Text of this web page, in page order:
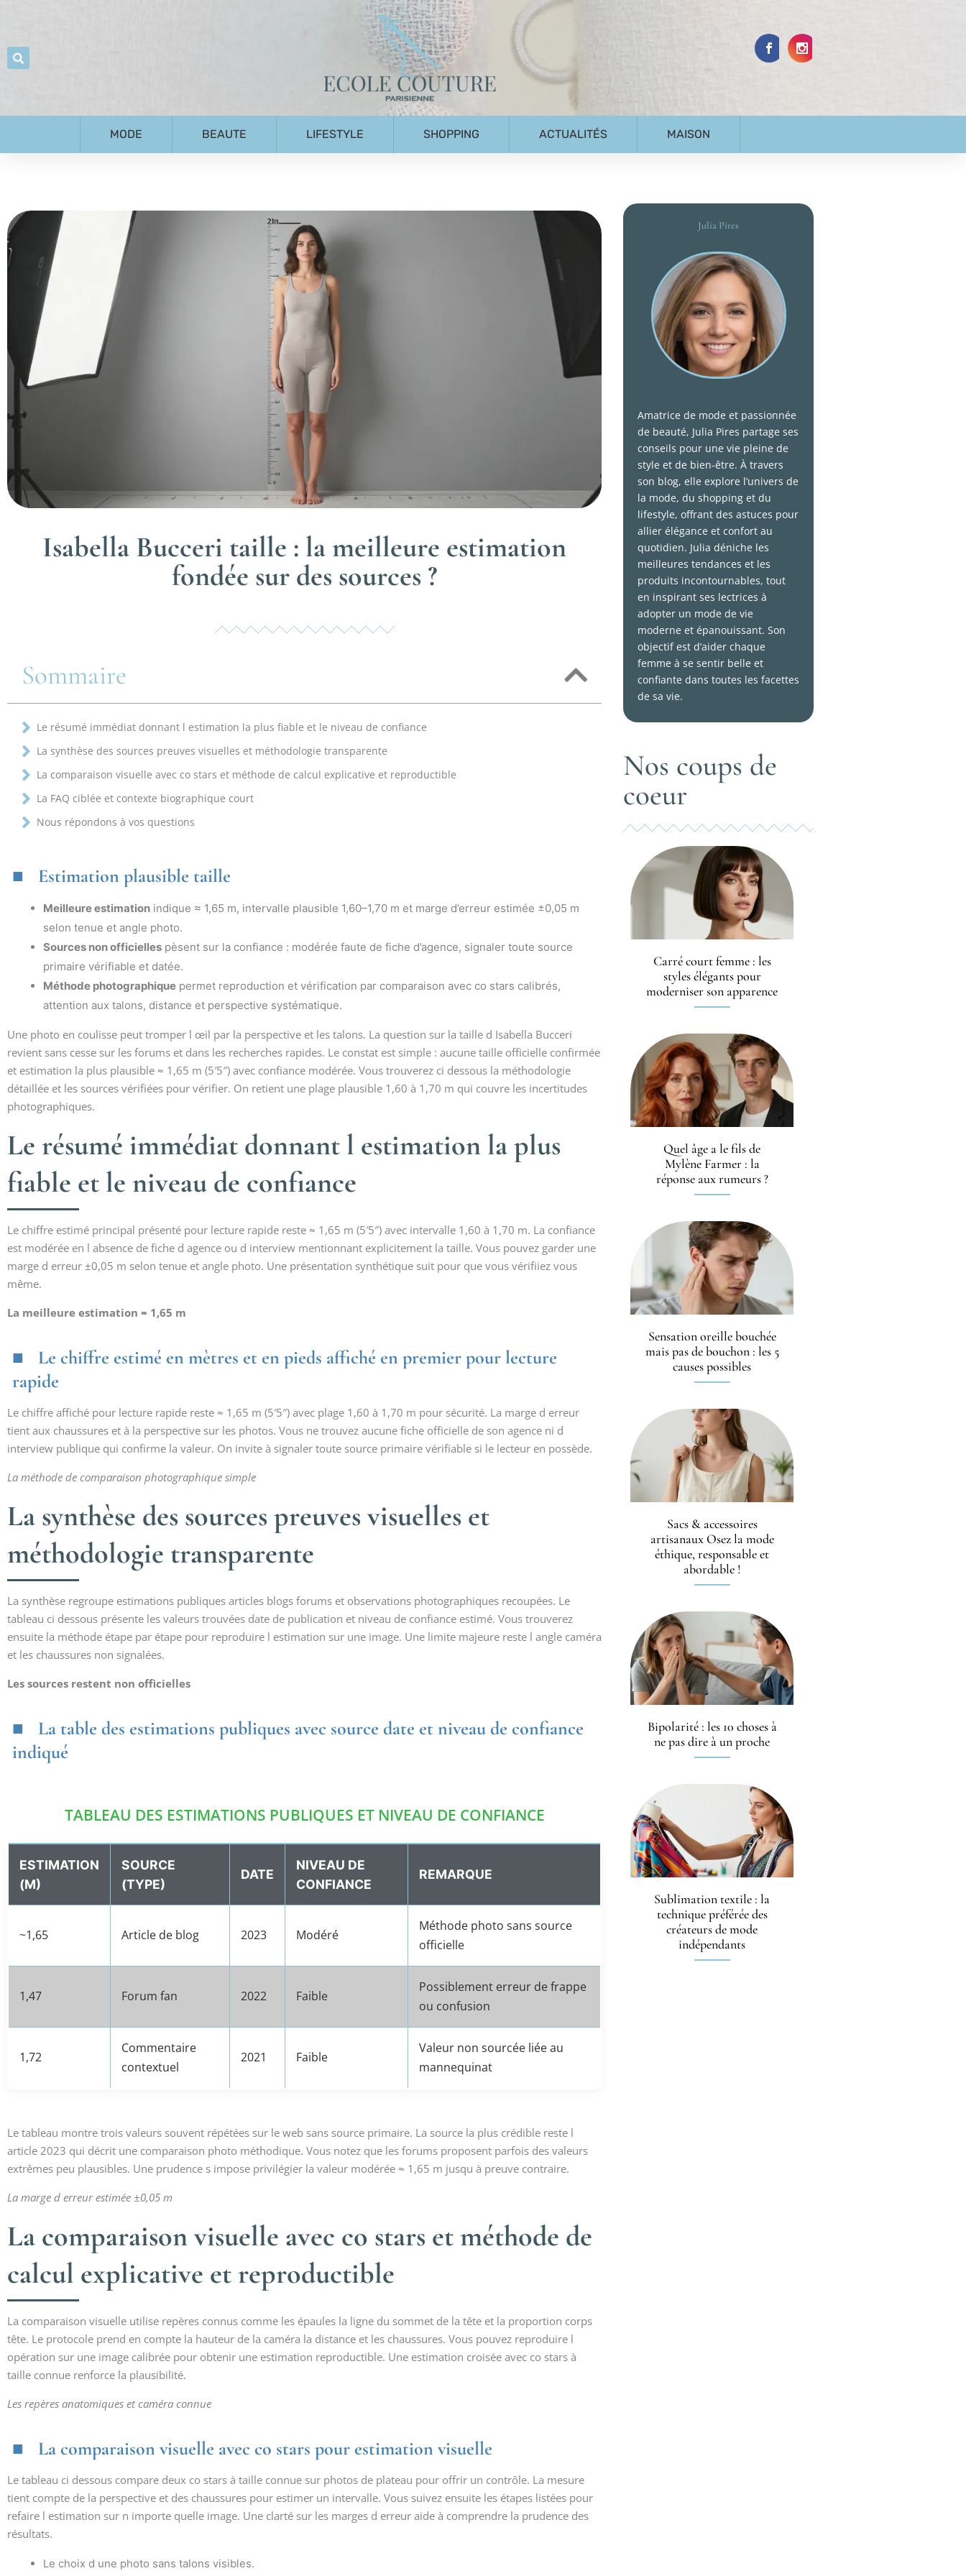
MODE BEAUTE LIFESTYLE SHOPPING ACTUALITÉS MAISON
Isabella Bucceri taille : la meilleure estimation
fondée sur des sources ?
Sommaire
Le résumé immédiat donnant l estimation la plus fiable et le niveau de confiance
La synthèse des sources preuves visuelles et méthodologie transparente
La comparaison visuelle avec co stars et méthode de calcul explicative et reproductible
La FAQ ciblée et contexte biographique court
Nous répondons à vos questions
Estimation plausible taille
Meilleure estimation indique ≈ 1,65 m, intervalle plausible 1,60–1,70 m et marge d’erreur estimée ±0,05 m
selon tenue et angle photo.
Sources non officielles pèsent sur la confiance : modérée faute de fiche d’agence, signaler toute source
primaire vérifiable et datée.
Méthode photographique permet reproduction et vérification par comparaison avec co stars calibrés,
attention aux talons, distance et perspective systématique.
Une photo en coulisse peut tromper l œil par la perspective et les talons. La question sur la taille d Isabella Bucceri
revient sans cesse sur les forums et dans les recherches rapides. Le constat est simple : aucune taille officielle confirmée
et estimation la plus plausible ≈ 1,65 m (5′5″) avec confiance modérée. Vous trouverez ci dessous la méthodologie
détaillée et les sources vérifiées pour vérifier. On retient une plage plausible 1,60 à 1,70 m qui couvre les incertitudes
photographiques.
Le résumé immédiat donnant l estimation la plus
fiable et le niveau de confiance
Le chiffre estimé principal présenté pour lecture rapide reste ≈ 1,65 m (5′5″) avec intervalle 1,60 à 1,70 m. La confiance
est modérée en l absence de fiche d agence ou d interview mentionnant explicitement la taille. Vous pouvez garder une
marge d erreur ±0,05 m selon tenue et angle photo. Une présentation synthétique suit pour que vous vérifiiez vous
même.
La meilleure estimation ≈ 1,65 m
Le chiffre estimé en mètres et en pieds affiché en premier pour lecture
rapide
Le chiffre affiché pour lecture rapide reste ≈ 1,65 m (5′5″) avec plage 1,60 à 1,70 m pour sécurité. La marge d erreur
tient aux chaussures et à la perspective sur les photos. Vous ne trouvez aucune fiche officielle de son agence ni d
interview publique qui confirme la valeur. On invite à signaler toute source primaire vérifiable si le lecteur en possède.
La méthode de comparaison photographique simple
La synthèse des sources preuves visuelles et
méthodologie transparente
La synthèse regroupe estimations publiques articles blogs forums et observations photographiques recoupées. Le
tableau ci dessous présente les valeurs trouvées date de publication et niveau de confiance estimé. Vous trouverez
ensuite la méthode étape par étape pour reproduire l estimation sur une image. Une limite majeure reste l angle caméra
et les chaussures non signalées.
Les sources restent non officielles
La table des estimations publiques avec source date et niveau de confiance
indiqué
TABLEAU DES ESTIMATIONS PUBLIQUES ET NIVEAU DE CONFIANCE
ESTIMATION
(M)
SOURCE
(TYPE)
DATE
NIVEAU DE
CONFIANCE
REMARQUE
~1,65 Article de blog 2023 Modéré
Méthode photo sans source
officielle
1,47 Forum fan 2022 Faible
Possiblement erreur de frappe
ou confusion
1,72
Commentaire
contextuel
2021 Faible
Valeur non sourcée liée au
mannequinat
Le tableau montre trois valeurs souvent répétées sur le web sans source primaire. La source la plus crédible reste l
article 2023 qui décrit une comparaison photo méthodique. Vous notez que les forums proposent parfois des valeurs
extrêmes peu plausibles. Une prudence s impose privilégier la valeur modérée ≈ 1,65 m jusqu à preuve contraire.
La marge d erreur estimée ±0,05 m
La comparaison visuelle avec co stars et méthode de
calcul explicative et reproductible
La comparaison visuelle utilise repères connus comme les épaules la ligne du sommet de la tête et la proportion corps
tête. Le protocole prend en compte la hauteur de la caméra la distance et les chaussures. Vous pouvez reproduire l
opération sur une image calibrée pour obtenir une estimation reproductible. Une estimation croisée avec co stars à
taille connue renforce la plausibilité.
Les repères anatomiques et caméra connue
La comparaison visuelle avec co stars pour estimation visuelle
Le tableau ci dessous compare deux co stars à taille connue sur photos de plateau pour offrir un contrôle. La mesure
tient compte de la perspective et des chaussures pour estimer un intervalle. Vous suivez ensuite les étapes listées pour
refaire l estimation sur n importe quelle image. Une clarté sur les marges d erreur aide à comprendre la prudence des
résultats.
Le choix d une photo sans talons visibles.
Julia Pires
Amatrice de mode et passionnée
de beauté, Julia Pires partage ses
conseils pour une vie pleine de
style et de bien-être. À travers
son blog, elle explore l’univers de
la mode, du shopping et du
lifestyle, offrant des astuces pour
allier élégance et confort au
quotidien. Julia déniche les
meilleures tendances et les
produits incontournables, tout
en inspirant ses lectrices à
adopter un mode de vie
moderne et épanouissant. Son
objectif est d’aider chaque
femme à se sentir belle et
confiante dans toutes les facettes
de sa vie.
Nos coups de
coeur
Carré court femme : les
styles élégants pour
moderniser son apparence
Quel âge a le fils de
Mylène Farmer : la
réponse aux rumeurs ?
Sensation oreille bouchée
mais pas de bouchon : les 5
causes possibles
Sacs & accessoires
artisanaux Osez la mode
éthique, responsable et
abordable !
Bipolarité : les 10 choses à
ne pas dire à un proche
Sublimation textile : la
technique préférée des
créateurs de mode
indépendants